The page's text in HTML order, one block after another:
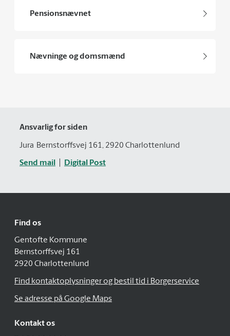
Pensionsnævnet
Nævninge og domsmænd
Ansvarlig for siden
Jura Bernstorffsvej 161, 2920 Charlottenlund
Send mail Digital Post
Find os
Gentofte Kommune
Bernstorffsvej 161
2920 Charlottenlund
Find kontaktoplysninger og bestil tid i Borgerservice
Se adresse på Google Maps
Kontakt os